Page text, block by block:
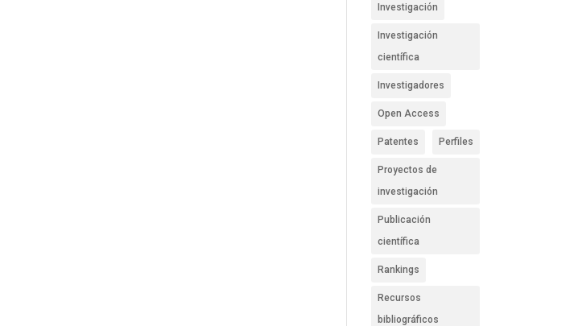
Investigación
Investigación
científica
Investigadores
Open Access
Patentes Perfiles
Proyectos de
investigación
Publicación
científica
Rankings
Recursos
bibliográficos